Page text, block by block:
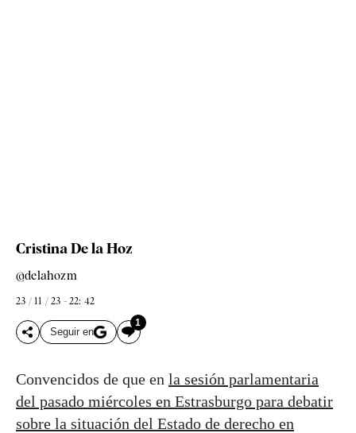
Cristina De la Hoz
@delahozm
23 / 11 / 23 - 22: 42
Seguir en
1
Convencidos de que en la sesión parlamentaria
del pasado miércoles en Estrasburgo para debatir
sobre la situación del Estado de derecho en